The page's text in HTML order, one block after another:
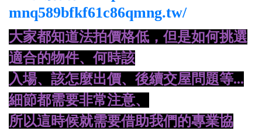
mnq589bfkf61c86qmng.tw/
大家都知道法拍價格低，但是如何挑選
適合的物件、何時該
入場、 該怎麼出價、後續交屋問題等...
細節都需要非常注意、
所以這時候就需要借助我們的專業協